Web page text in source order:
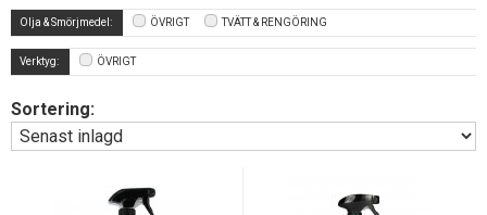
Olja & Smörjmedel: ÖVRIGT TVÄTT & RENGÖRING
Verktyg: ÖVRIGT
Sortering: